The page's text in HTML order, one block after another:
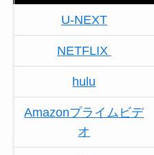
U-NEXT
NETFLIX
hulu
Amazonプライムビデ
オ